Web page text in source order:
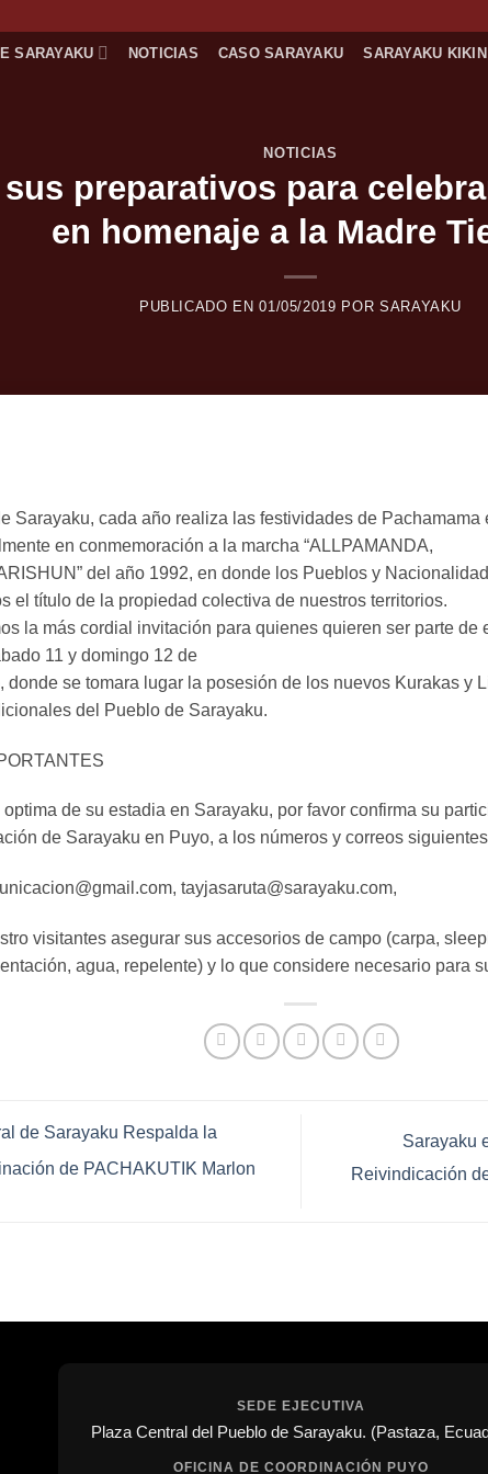
SARAYAKU NOTICIAS CASO SARAYAKU SARAYAKU
NOTICIAS
preparativos para
en homenaje a la Madre
PUBLICADO EN01/05/2019 POR SARAYAKU
Sarayaku, cada año realiza las festividades de Pachamama
en conmemoración a la marcha “ALLPAMANDA,
del año 1992, en donde los Pueblos y
el título de la propiedad colectiva de nuestros territorios.
la más cordial invitación para quienes quieren ser parte
11 y domingo 12 de
donde se tomara lugar la posesión de los nuevos Kurakas y
del Pueblo de Sarayaku.
de su estadia en Sarayaku, por favor confirma su
de Sarayaku en Puyo, a los números y correos
tayjasaruta@sarayaku.com,
visitantes asegurar sus accesorios de campo (carpa,
agua, repelente) y lo que considere necesario para
de Sarayaku Respalda la
de PACHAKUTIK Marlon
Sarayaku
Reivindicación
SEDE EJECUTIVA
Plaza Central del Pueblo de Sarayaku. (Pastaza,
OFICINA DE COORDINACIÓN PUYO